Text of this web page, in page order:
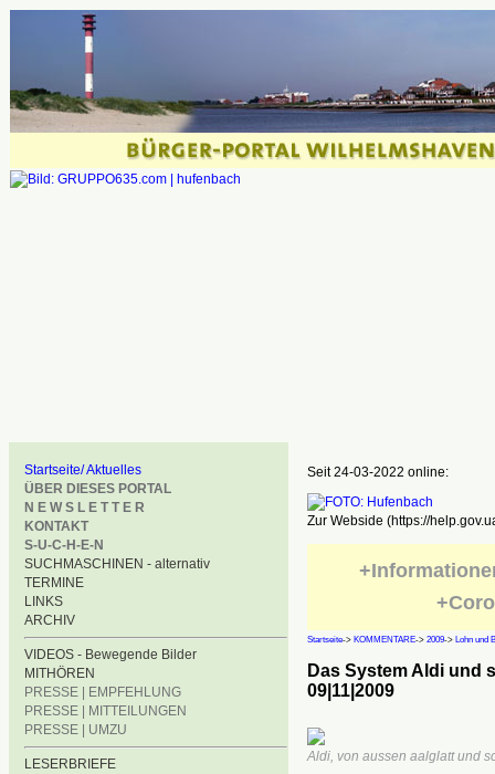
Startseite/ Aktuelles
ÜBER DIESES PORTAL
N E W S L E T T E R
KONTAKT
S-U-C-H-E-N
SUCHMASCHINEN - alternativ
TERMINE
LINKS
ARCHIV
VIDEOS - Bewegende Bilder
MITHÖREN
PRESSE | EMPFEHLUNG
PRESSE | MITTEILUNGEN
PRESSE | UMZU
LESERBRIEFE
Seit 24-03-2022 online:
Zur Webside (https://
Startseite-> KOMMENTARE-> 2009-> Lohn und
Das System Aldi und
09|11|2009
Aldi, von aussen aalglatt und